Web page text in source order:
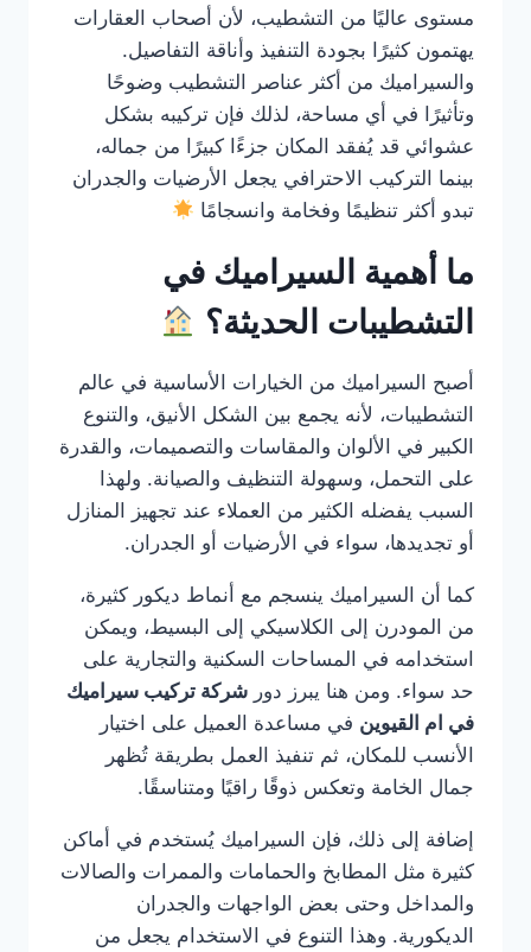
مستوى عاليًا من التشطيب، لأن أصحاب العقارات
يهتمون كثيرًا بجودة التنفيذ وأناقة التفاصيل.
والسيراميك من أكثر عناصر التشطيب وضوحًا
وتأثيرًا في أي مساحة، لذلك فإن تركيبه بشكل
عشوائي قد يُفقد المكان جزءًا كبيرًا من جماله،
بينما التركيب الاحترافي يجعل الأرضيات والجدران
تبدو أكثر تنظيمًا وفخامة وانسجامًا
ما أهمية السيراميك في
التشطيبات الحديثة؟
أصبح السيراميك من الخيارات الأساسية في عالم
التشطيبات، لأنه يجمع بين الشكل الأنيق، والتنوع
الكبير في الألوان والمقاسات والتصميمات، والقدرة
على التحمل، وسهولة التنظيف والصيانة. ولهذا
السبب يفضله الكثير من العملاء عند تجهيز المنازل
أو تجديدها، سواء في الأرضيات أو الجدران.
كما أن السيراميك ينسجم مع أنماط ديكور كثيرة،
من المودرن إلى الكلاسيكي إلى البسيط، ويمكن
استخدامه في المساحات السكنية والتجارية على
حد سواء. ومن هنا يبرز دور شركة تركيب سيراميك
في ام القيوين في مساعدة العميل على اختيار
الأنسب للمكان، ثم تنفيذ العمل بطريقة تُظهر
جمال الخامة وتعكس ذوقًا راقيًا ومتناسقًا.
إضافة إلى ذلك، فإن السيراميك يُستخدم في أماكن
كثيرة مثل المطابخ والحمامات والممرات والصالات
والمداخل وحتى بعض الواجهات والجدران
الديكورية. وهذا التنوع في الاستخدام يجعل من